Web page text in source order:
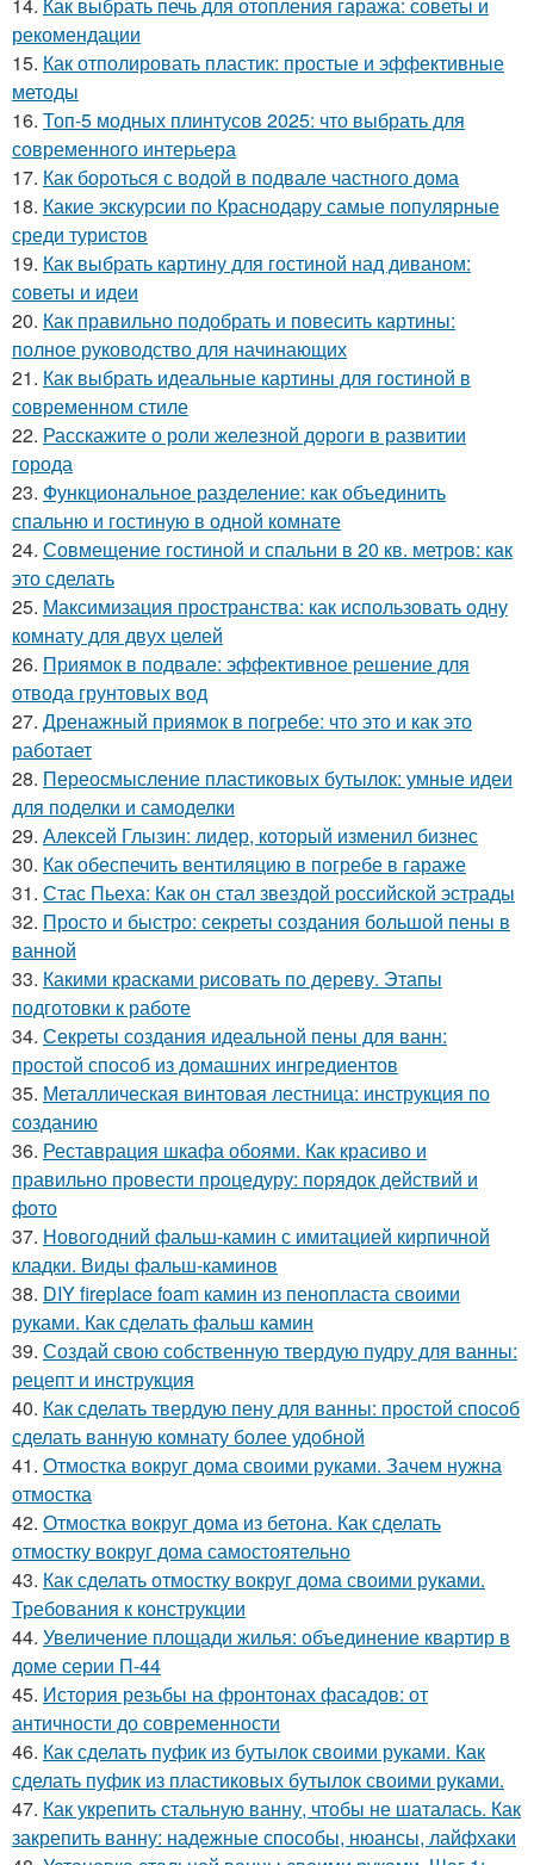
14. Как выбрать печь для отопления гаража: советы и
рекомендации
15. Как отполировать пластик: простые и эффективные
методы
16. Топ-5 модных плинтусов 2025: что выбрать для
современного интерьера
17. Как бороться с водой в подвале частного дома
18. Какие экскурсии по Краснодару самые популярные
среди туристов
19. Как выбрать картину для гостиной над диваном:
советы и идеи
20. Как правильно подобрать и повесить картины:
полное руководство для начинающих
21. Как выбрать идеальные картины для гостиной в
современном стиле
22. Расскажите о роли железной дороги в развитии
города
23. Функциональное разделение: как объединить
спальню и гостиную в одной комнате
24. Совмещение гостиной и спальни в 20 кв. метров: как
это сделать
25. Максимизация пространства: как использовать одну
комнату для двух целей
26. Приямок в подвале: эффективное решение для
отвода грунтовых вод
27. Дренажный приямок в погребе: что это и как это
работает
28. Переосмысление пластиковых бутылок: умные идеи
для поделки и самоделки
29. Алексей Глызин: лидер, который изменил бизнес
30. Как обеспечить вентиляцию в погребе в гараже
31. Стас Пьеха: Как он стал звездой российской эстрады
32. Просто и быстро: секреты создания большой пены в
ванной
33. Какими красками рисовать по дереву. Этапы
подготовки к работе
34. Секреты создания идеальной пены для ванн:
простой способ из домашних ингредиентов
35. Металлическая винтовая лестница: инструкция по
созданию
36. Реставрация шкафа обоями. Как красиво и
правильно провести процедуру: порядок действий и
фото
37. Новогодний фальш-камин с имитацией кирпичной
кладки. Виды фальш-каминов
38. DIY fireplace foam камин из пенопласта своими
руками. Как сделать фальш камин
39. Создай свою собственную твердую пудру для ванны:
рецепт и инструкция
40. Как сделать твердую пену для ванны: простой способ
сделать ванную комнату более удобной
41. Отмостка вокруг дома своими руками. Зачем нужна
отмостка
42. Отмостка вокруг дома из бетона. Как сделать
отмостку вокруг дома самостоятельно
43. Как сделать отмостку вокруг дома своими руками.
Требования к конструкции
44. Увеличение площади жилья: объединение квартир в
доме серии П-44
45. История резьбы на фронтонах фасадов: от
античности до современности
46. Как сделать пуфик из бутылок своими руками. Как
сделать пуфик из пластиковых бутылок своими руками.
47. Как укрепить стальную ванну, чтобы не шаталась. Как
закрепить ванну: надежные способы, нюансы, лайфхаки